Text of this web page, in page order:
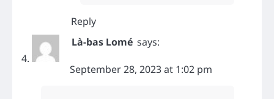
Reply
Là-bas Lomé says:
September 28, 2023 at 1:02 pm